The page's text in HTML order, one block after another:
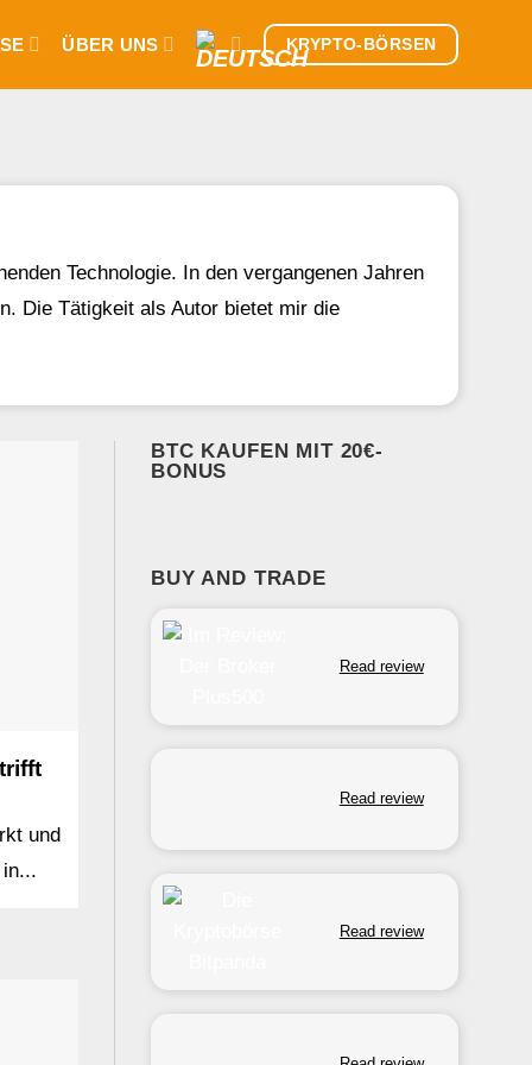
ÜBER UNS KRYPTO-BÖRSEN
Technologie. In den vergangenen Jahren
Die Tätigkeit als Autor bietet mir die
und
BTC KAUFEN MIT 20€-
BONUS
BUY AND TRADE
Read review
Read review
Read review